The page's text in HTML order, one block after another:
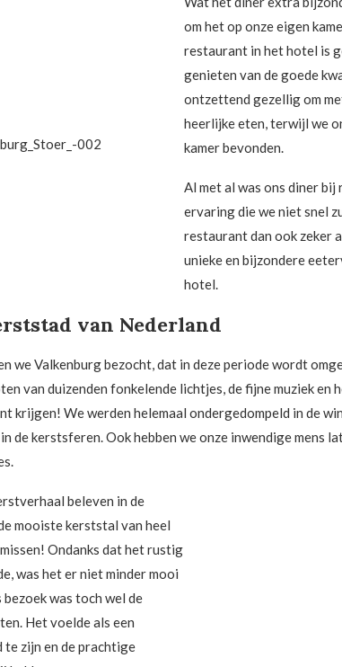
om het op onze eigen
restaurant in het hotel is
genieten van de goede
ontzettend gezellig om
heerlijke eten, terwijl we
kamer bevonden.
Al met al was ons diner
ervaring die we niet snel
restaurant dan ook zeker
unieke en bijzondere
hotel.
van Nederland
we Valkenburg bezocht, dat in deze periode wordt
van duizenden fonkelende lichtjes, de fijne muziek en
krijgen! We werden helemaal ondergedompeld in de
de kerstsferen. Ook hebben we onze inwendige mens
beleven in de
mooiste kerststal van heel
Ondanks dat het rustig
was het er niet minder mooi
was toch wel de
Het voelde als een
zijn en de prachtige